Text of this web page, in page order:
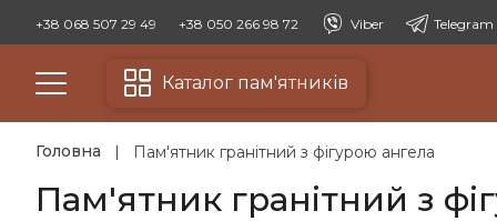
+38 068 507 29 49 +38 050 266 98 72 Viber Telegram
Каталог пам'ятників
Головна Пам'ятник гранітний з фігурою ангела
Пам'ятник гранітний з